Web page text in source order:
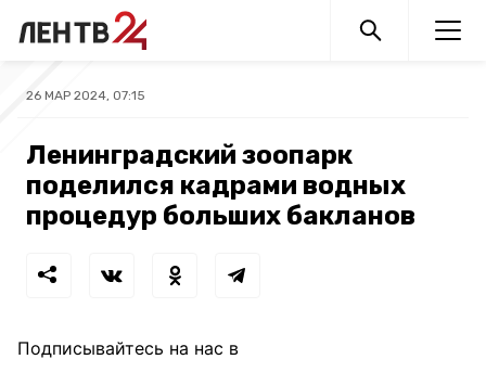
26 МАР 2024, 07:15
Ленинградский зоопарк
поделился кадрами водных
процедур больших бакланов
Подписывайтесь на нас в